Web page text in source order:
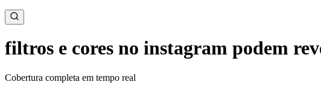
filtros e cores no instagram podem
Cobertura completa em tempo real